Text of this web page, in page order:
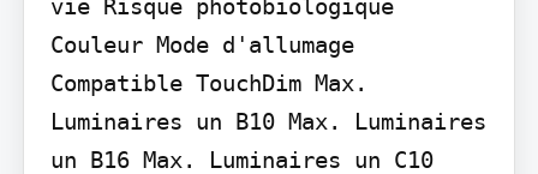
vie Risque photobiologique
Couleur Mode d'allumage
Compatible TouchDim Max.
Luminaires un B10 Max. Luminaires
un B16 Max. Luminaires un C10